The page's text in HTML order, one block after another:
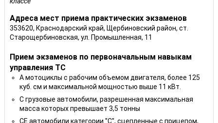
Адреса мест приема практических экзаменов
353620, Краснодарский край, Щербиновский район, ст.
Старощербиновская, ул. Промышленная, 11
Прием экзаменов по первоначальным навыкам
управления ТС
A мотоциклы с рабочим объемом двигателя, более 125
куб. см и максимальной мощностью выше 11 кВт.
C грузовые автомобили, разрешенная максимальная
масса которых превышает 3,5 тонны
CE автомобили категории ''С'', сцепленные с прицепом,